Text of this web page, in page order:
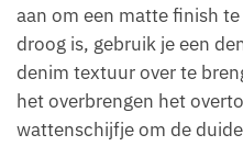
aan om een matte finish
droog is, gebruik je een
denim textuur over te
het overbrengen het
wattenschijfje om de